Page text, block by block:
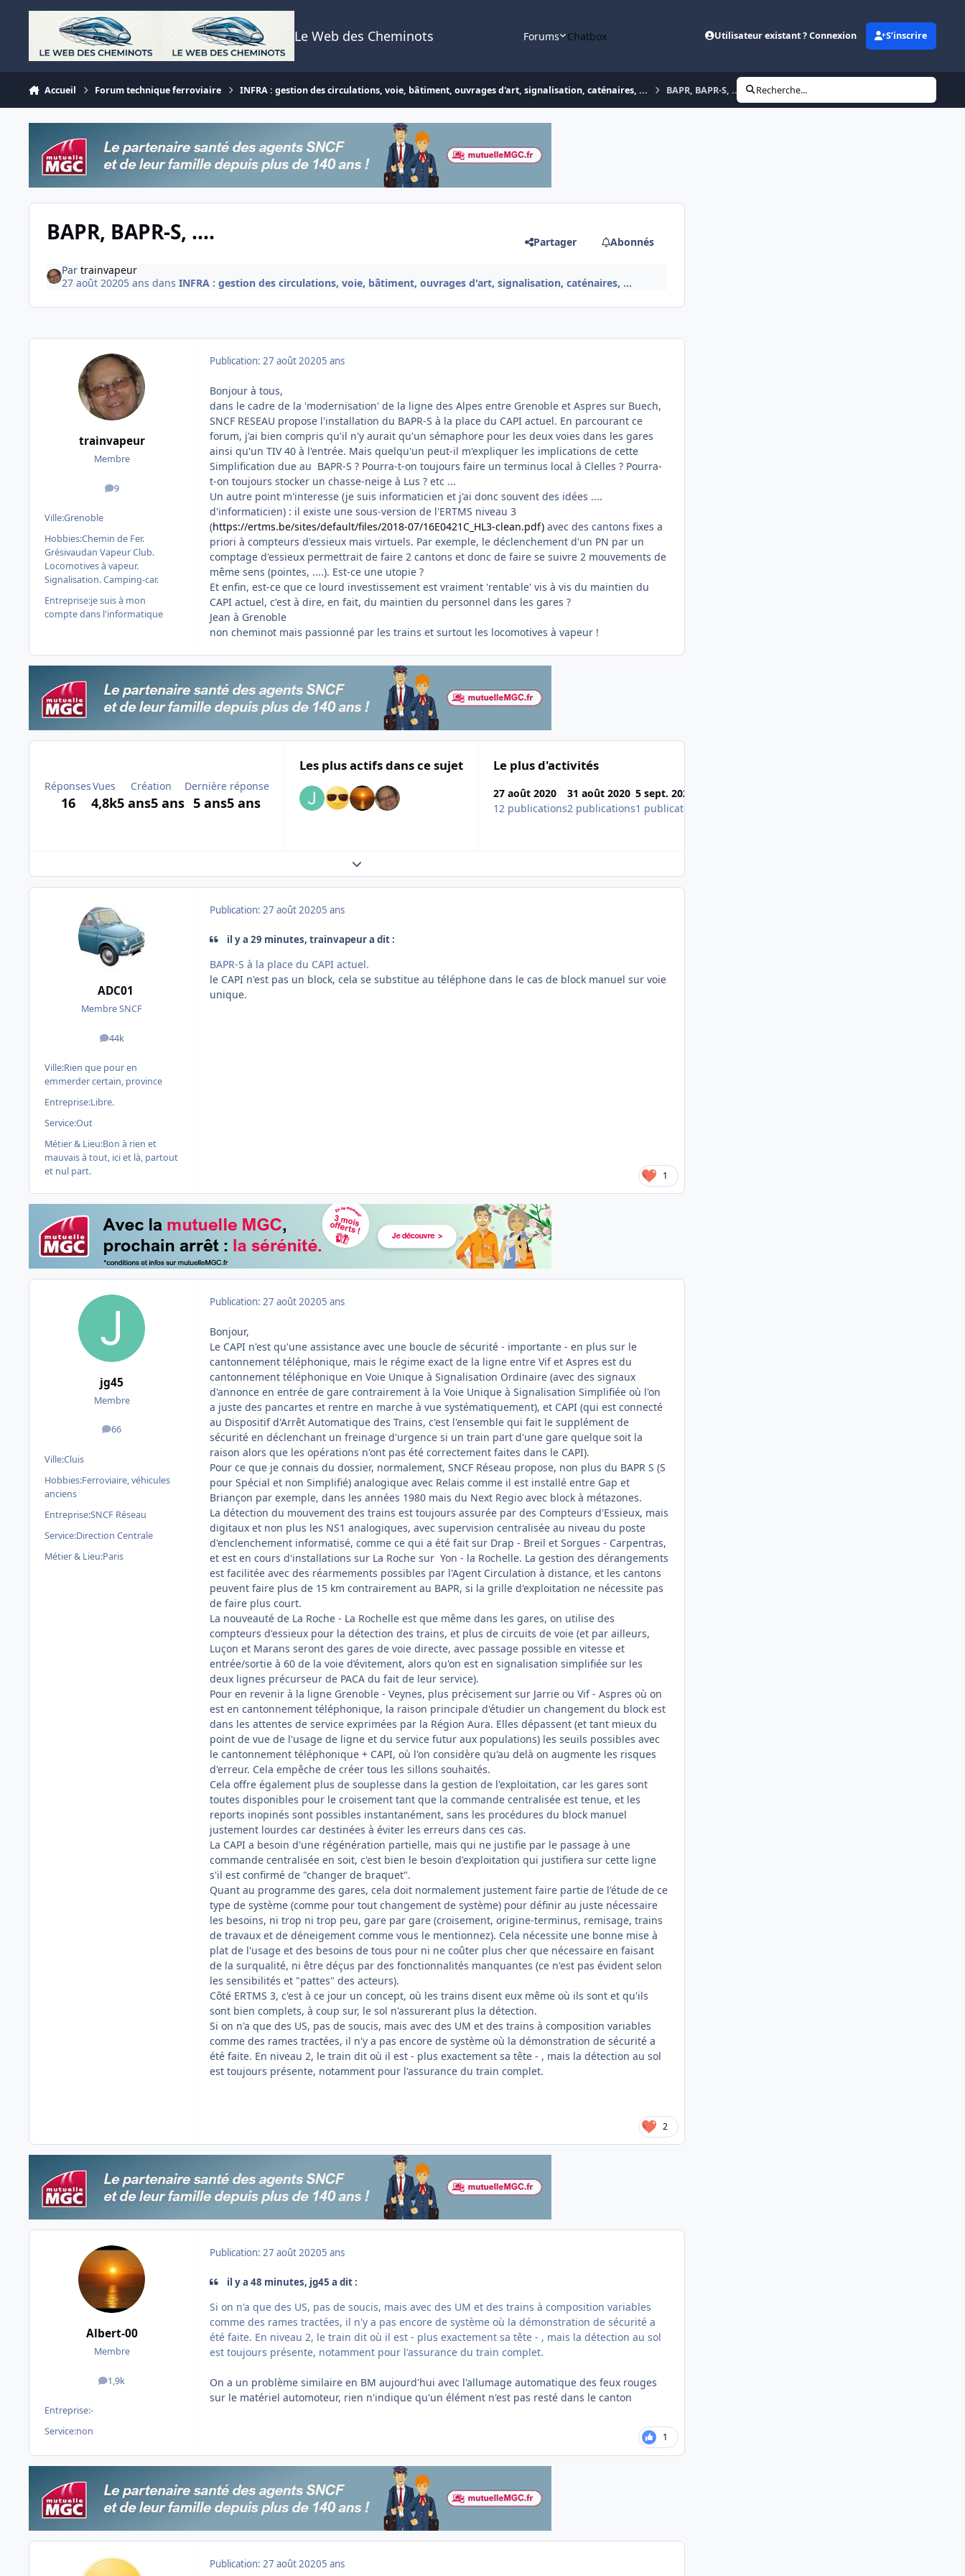
Aller au contenu
Le Web des Cheminots Forums Chatbox Utilisateur existant ? Connexion S’inscrire
Accueil Forum technique ferroviaire INFRA : gestion des circulations, voie, bâtiment, ouvrages d'art, signalisation, caténaires, ... BAPR, BAPR-S, .... Recherche...
BAPR, BAPR-S, .... Partager Abonnés
Par trainvapeur
27 août 20205 ans dans INFRA : gestion des circulations, voie, bâtiment, ouvrages d'art, signalisation, caténaires, ...
trainvapeur
Membre
9
messages
Ville:Grenoble
Hobbies:Chemin de Fer.
Grésivaudan Vapeur Club.
Locomotives à vapeur.
Signalisation. Camping-car.
Entreprise:je suis à mon
compte dans l'informatique
Publication: 27 août 20205 ans
Bonjour à tous,
dans le cadre de la 'modernisation' de la ligne des Alpes entre Grenoble et Aspres sur Buech,
SNCF RESEAU propose l'installation du BAPR-S à la place du CAPI actuel. En parcourant ce
forum, j'ai bien compris qu'il n'y aurait qu'un sémaphore pour les deux voies dans les gares
ainsi qu'un TIV 40 à l'entrée. Mais quelqu'un peut-il m'expliquer les implications de cette
Simplification due au BAPR-S ? Pourra-t-on toujours faire un terminus local à Clelles ? Pourra-
t-on toujours stocker un chasse-neige à Lus ? etc ...
Un autre point m'interesse (je suis informaticien et j'ai donc souvent des idées ....
d'informaticien) : il existe une sous-version de l'ERTMS niveau 3
(https://ertms.be/sites/default/files/2018-07/16E0421C_HL3-clean.pdf) avec des cantons fixes a
priori à compteurs d'essieux mais virtuels. Par exemple, le déclenchement d'un PN par un
comptage d'essieux permettrait de faire 2 cantons et donc de faire se suivre 2 mouvements de
même sens (pointes, ....). Est-ce une utopie ?
Et enfin, est-ce que ce lourd investissement est vraiment 'rentable' vis à vis du maintien du
CAPI actuel, c'est à dire, en fait, du maintien du personnel dans les gares ?
Jean à Grenoble
non cheminot mais passionné par les trains et surtout les locomotives à vapeur !
Réponses
16
Vues
4,8k
Création
5 ans5 ans
Dernière réponse
5 ans5 ans
Les plus actifs dans ce sujet Le plus d'activités
27 août 2020
12 publications
31 août 2020
2 publications
5 sept. 2020
1 publication
Expand topic overview
ADC01
Membre SNCF
44k
messages
Ville:Rien que pour en
emmerder certain, province
Entreprise:Libre.
Service:Out
Métier & Lieu:Bon à rien et
mauvais à tout, ici et là, partout
et nul part.
Publication: 27 août 20205 ans
il y a 29 minutes, trainvapeur a dit :
BAPR-S à la place du CAPI actuel.
le CAPI n'est pas un block, cela se substitue au téléphone dans le cas de block manuel sur voie
unique.
1
jg45
Membre
66
messages
Ville:Cluis
Hobbies:Ferroviaire, véhicules
anciens
Entreprise:SNCF Réseau
Service:Direction Centrale
Métier & Lieu:Paris
Publication: 27 août 20205 ans
Bonjour,
Le CAPI n'est qu'une assistance avec une boucle de sécurité - importante - en plus sur le
cantonnement téléphonique, mais le régime exact de la ligne entre Vif et Aspres est du
cantonnement téléphonique en Voie Unique à Signalisation Ordinaire (avec des signaux
d'annonce en entrée de gare contrairement à la Voie Unique à Signalisation Simplifiée où l'on
a juste des pancartes et rentre en marche à vue systématiquement), et CAPI (qui est connecté
au Dispositif d'Arrêt Automatique des Trains, c'est l'ensemble qui fait le supplément de
sécurité en déclenchant un freinage d'urgence si un train part d'une gare quelque soit la
raison alors que les opérations n'ont pas été correctement faites dans le CAPI).
Pour ce que je connais du dossier, normalement, SNCF Réseau propose, non plus du BAPR S (S
pour Spécial et non Simplifié) analogique avec Relais comme il est installé entre Gap et
Briançon par exemple, dans les années 1980 mais du Next Regio avec block à métazones.
La détection du mouvement des trains est toujours assurée par des Compteurs d'Essieux, mais
digitaux et non plus les NS1 analogiques, avec supervision centralisée au niveau du poste
d'enclenchement informatisé, comme ce qui a été fait sur Drap - Breil et Sorgues - Carpentras,
et est en cours d'installations sur La Roche sur Yon - la Rochelle. La gestion des dérangements
est facilitée avec des réarmements possibles par l'Agent Circulation à distance, et les cantons
peuvent faire plus de 15 km contrairement au BAPR, si la grille d'exploitation ne nécessite pas
de faire plus court.
La nouveauté de La Roche - La Rochelle est que même dans les gares, on utilise des
compteurs d'essieux pour la détection des trains, et plus de circuits de voie (et par ailleurs,
Luçon et Marans seront des gares de voie directe, avec passage possible en vitesse et
entrée/sortie à 60 de la voie d’évitement, alors qu'on est en signalisation simplifiée sur les
deux lignes précurseur de PACA du fait de leur service).
Pour en revenir à la ligne Grenoble - Veynes, plus précisement sur Jarrie ou Vif - Aspres où on
est en cantonnement téléphonique, la raison principale d'étudier un changement du block est
dans les attentes de service exprimées par la Région Aura. Elles dépassent (et tant mieux du
point de vue de l'usage de ligne et du service futur aux populations) les seuils possibles avec
le cantonnement téléphonique + CAPI, où l'on considère qu'au delà on augmente les risques
d'erreur. Cela empêche de créer tous les sillons souhaités.
Cela offre également plus de souplesse dans la gestion de l'exploitation, car les gares sont
toutes disponibles pour le croisement tant que la commande centralisée est tenue, et les
reports inopinés sont possibles instantanément, sans les procédures du block manuel
justement lourdes car destinées à éviter les erreurs dans ces cas.
La CAPI a besoin d'une régénération partielle, mais qui ne justifie par le passage à une
commande centralisée en soit, c'est bien le besoin d'exploitation qui justifiera sur cette ligne
s'il est confirmé de "changer de braquet".
Quant au programme des gares, cela doit normalement justement faire partie de l'étude de ce
type de système (comme pour tout changement de système) pour définir au juste nécessaire
les besoins, ni trop ni trop peu, gare par gare (croisement, origine-terminus, remisage, trains
de travaux et de déneigement comme vous le mentionnez). Cela nécessite une bonne mise à
plat de l'usage et des besoins de tous pour ni ne coûter plus cher que nécessaire en faisant
de la surqualité, ni être déçus par des fonctionnalités manquantes (ce n'est pas évident selon
les sensibilités et "pattes" des acteurs).
Côté ERTMS 3, c'est à ce jour un concept, où les trains disent eux même où ils sont et qu'ils
sont bien complets, à coup sur, le sol n'assurerant plus la détection.
Si on n'a que des US, pas de soucis, mais avec des UM et des trains à composition variables
comme des rames tractées, il n'y a pas encore de système où la démonstration de sécurité a
été faite. En niveau 2, le train dit où il est - plus exactement sa tête - , mais la détection au sol
est toujours présente, notamment pour l'assurance du train complet.
2
Albert-00
Membre
1,9k
messages
Entreprise:-
Service:non
Publication: 27 août 20205 ans
il y a 48 minutes, jg45 a dit :
Si on n'a que des US, pas de soucis, mais avec des UM et des trains à composition variables
comme des rames tractées, il n'y a pas encore de système où la démonstration de sécurité a
été faite. En niveau 2, le train dit où il est - plus exactement sa tête - , mais la détection au sol
est toujours présente, notamment pour l'assurance du train complet.
On a un problème similaire en BM aujourd'hui avec l'allumage automatique des feux rouges
sur le matériel automoteur, rien n'indique qu'un élément n'est pas resté dans le canton
1
Publication: 27 août 20205 ans